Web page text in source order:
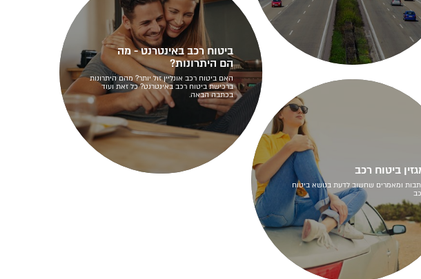
ביטוח רכב באינטרנט - מה
הם היתרונות?
האם ביטוח רכב אונליין זול יותר? מהם היתרונות
ברכישת ביטוח רכב באינטרנט? כל זאת ועוד
בכתבה הבאה.
ביטוח רכב
ומאמרים שחשוב לדעת בנושא ביטוח